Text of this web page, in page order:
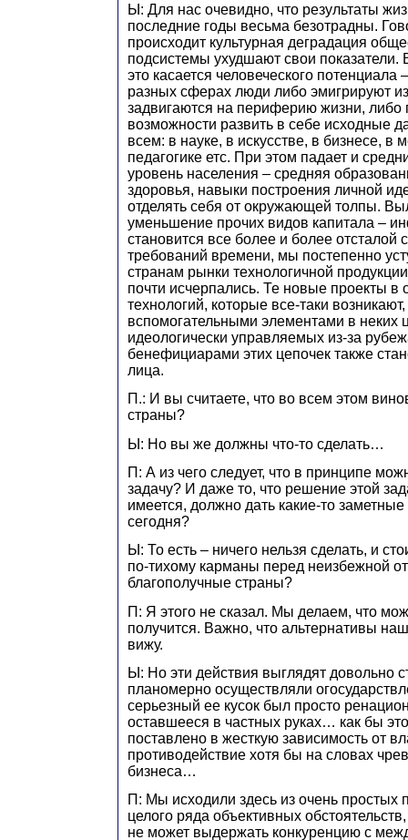
Ы: Для нас очевидно, что результаты
последние годы весьма безотрадны.
происходит культурная деградация
подсистемы ухудшают свои показатели.
это касается человеческого потенциала
разных сферах люди либо эмигрируют
задвигаются на периферию жизни, либо
возможности развить в себе исходные
всем: в науке, в искусстве, в бизнесе, в
педагогике етс. При этом падает и
уровень населения – средняя
здоровья, навыки построения личной
отделять себя от окружающей толпы.
уменьшение прочих видов капитала –
становится все более и более отсталой
требований времени, мы постепенно
странам рынки технологичной
почти исчерпались. Те новые проекты в
технологий, которые все-таки
вспомогательными элементами в неких
идеологически управляемых из-за
бенефициарами этих цепочек также
лица.
П.: И вы считаете, что во всем этом
страны?
Ы: Но вы же должны что-то сделать…
П: А из чего следует, что в принципе
задачу? И даже то, что решение этой
имеется, должно дать какие-то заметные
сегодня?
Ы: То есть – ничего нельзя сделать, и
по-тихому карманы перед неизбежной
благополучные страны?
П: Я этого не сказал. Мы делаем, что
получится. Важно, что альтернативы
вижу.
Ы: Но эти действия выглядят
планомерно осуществляли
серьезный ее кусок был просто
оставшееся в частных руках… как бы
поставлено в жесткую зависимость от
противодействие хотя бы на словах
бизнеса…
П: Мы исходили здесь из очень простых
целого ряда объективных
не может выдержать конкуренцию с